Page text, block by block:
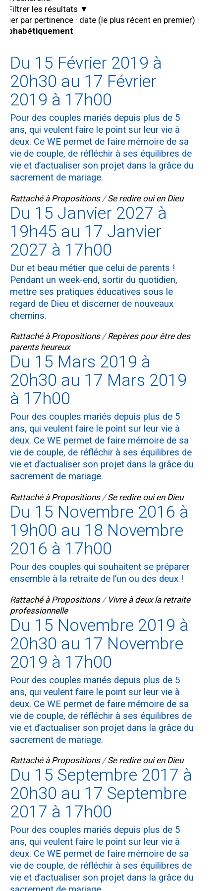
Filtrer les résultats
Trier par pertinence · date (le plus récent en premier) ·
alphabétiquement
Du 15 Février 2019 à
20h30 au 17 Février
2019 à 17h00
Pour des couples mariés depuis plus de 5
ans, qui veulent faire le point sur leur vie à
deux. Ce WE permet de faire mémoire de sa
vie de couple, de réfléchir à ses équilibres de
vie et d’actualiser son projet dans la grâce du
sacrement de mariage.
Rattaché à Propositions /Se redire oui en Dieu
Du 15 Janvier 2027 à
19h45 au 17 Janvier
2027 à 17h00
Dur et beau métier que celui de parents !
Pendant un week-end, sortir du quotidien,
mettre ses pratiques éducatives sous le
regard de Dieu et discerner de nouveaux
chemins.
Rattaché à Propositions /Repères pour être des
parents heureux
Du 15 Mars 2019 à
20h30 au 17 Mars 2019
à 17h00
Pour des couples mariés depuis plus de 5
ans, qui veulent faire le point sur leur vie à
deux. Ce WE permet de faire mémoire de sa
vie de couple, de réfléchir à ses équilibres de
vie et d’actualiser son projet dans la grâce du
sacrement de mariage.
Rattaché à Propositions /Se redire oui en Dieu
Du 15 Novembre 2016 à
19h00 au 18 Novembre
2016 à 17h00
Pour des couples qui souhaitent se préparer
ensemble à la retraite de l’un ou des deux !
Rattaché à Propositions / Vivre à deux la retraite
professionnelle
Du 15 Novembre 2019 à
20h30 au 17 Novembre
2019 à 17h00
Pour des couples mariés depuis plus de 5
ans, qui veulent faire le point sur leur vie à
deux. Ce WE permet de faire mémoire de sa
vie de couple, de réfléchir à ses équilibres de
vie et d’actualiser son projet dans la grâce du
sacrement de mariage.
Rattaché à Propositions /Se redire oui en Dieu
Du 15 Septembre 2017 à
20h30 au 17 Septembre
2017 à 17h00
Pour des couples mariés depuis plus de 5
ans, qui veulent faire le point sur leur vie à
deux. Ce WE permet de faire mémoire de sa
vie de couple, de réfléchir à ses équilibres de
vie et d’actualiser son projet dans la grâce du